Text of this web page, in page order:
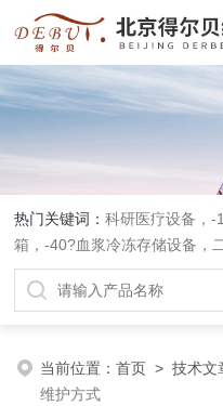
热门关键词：科研医疗设备，-
箱，-40?血浆冷冻存储设备，
血液冷藏箱，药品冷藏箱；实
高温恒温培养箱，低温恒温培
当前位置：首页 >技术文
维护方式